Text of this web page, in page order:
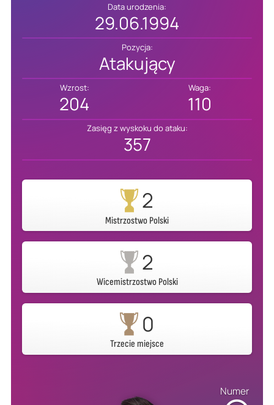
Data urodzenia:
29.06.1994
Pozycja:
Atakujący
Wzrost:
204
Waga:
110
Zasięg z wyskoku do ataku:
357
2
Mistrzostwo Polski
2
Wicemistrzostwo Polski
0
Trzecie miejsce
Numer